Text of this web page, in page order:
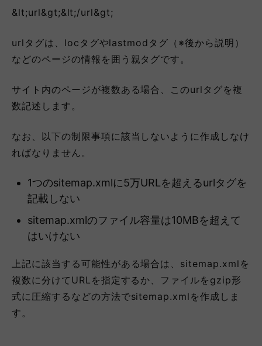
&lt;url&gt;&lt;/url&gt;
urlタグは、locタグやlastmodタグ（※後から説明）
などのページの情報を囲う親タグです。
サイト内のページが複数ある場合、このurlタグを複
数記述します。
なお、以下の制限事項に該当しないように作成しなけ
ればなりません。
1つのsitemap.xmlに5万URLを超えるurlタグを
記載しない
sitemap.xmlのファイル容量は10MBを超えて
はいけない
上記に該当する可能性がある場合は、sitemap.xmlを
複数に分けてURLを指定するか、ファイルをgzip形
式に圧縮するなどの方法でsitemap.xmlを作成しま
す。